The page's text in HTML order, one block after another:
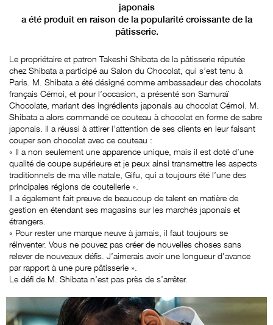
japonais
a été produit en raison de la popularité croissante de la
pâtisserie.
Le propriétaire et patron Takeshi Shibata de la pâtisserie réputée
chez Shibata a participé au Salon du Chocolat, qui s’est tenu à
Paris. M. Shibata a été désigné comme ambassadeur des chocolats
français Cémoi, et pour l’occasion, a présenté son Samuraï
Chocolate, mariant des ingrédients japonais au chocolat Cémoi. M.
Shibata a alors commandé ce couteau à chocolat en forme de sabre
japonais. Il a réussi à attirer l’attention de ses clients en leur faisant
couper son chocolat avec ce couteau :
« Il a non seulement une apparence unique, mais il est doté d’une
qualité de coupe supérieure et je peux ainsi transmettre les aspects
traditionnels de ma ville natale, Gifu, qui a toujours été l’une des
principales régions de coutellerie ».
Il a également fait preuve de beaucoup de talent en matière de
gestion en étendant ses magasins sur les marchés japonais et
étrangers.
« Pour rester une marque neuve à jamais, il faut toujours se
réinventer. Vous ne pouvez pas créer de nouvelles choses sans
relever de nouveaux défis. J’aimerais avoir une longueur d’avance
par rapport à une pure pâtisserie ».
Le défi de M. Shibata n’est pas près de s’arrêter.